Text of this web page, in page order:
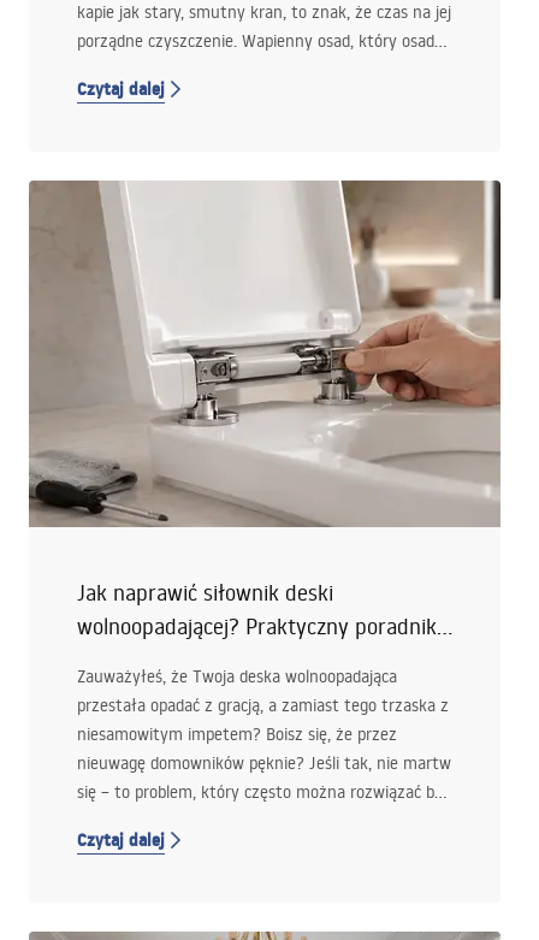
kapie jak stary, smutny kran, to znak, że czas na jej
porządne czyszczenie. Wapienny osad, który osadza
Na szczęście możesz go łatwo pokonać!
Czytaj dalej
Jak naprawić siłownik deski
wolnoopadającej? Praktyczny poradnik
Zauważyłeś, że Twoja deska wolnoopadająca
przestała opadać z gracją, a zamiast tego trzaska z
niesamowitym impetem? Boisz się, że przez
nieuwagę domowników pęknie? Jeśli tak, nie martw
się – to problem, który często można rozwiązać bez
pokażemy Ci krok po kroku, jak naprawić deskę
Czytaj dalej